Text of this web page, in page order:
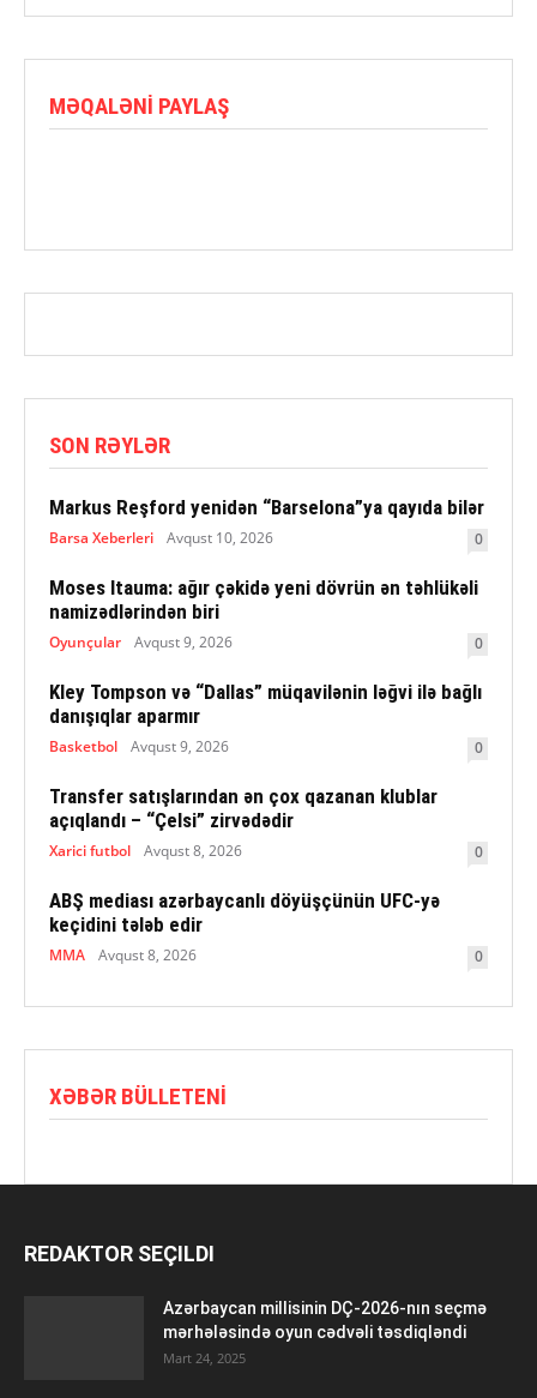
MƏQALƏNI PAYLAŞ
SON RƏYLƏR
Markus Reşford yenidən “Barselona”ya qayıda bilər
Barsa Xeberleri Avqust 10, 2026 0
Moses Itauma: ağır çəkidə yeni dövrün ən təhlükəli
namizədlərindən biri
Oyunçular Avqust 9, 2026 0
Kley Tompson və “Dallas” müqavilənin ləğvi ilə bağlı
danışıqlar aparmır
Basketbol Avqust 9, 2026 0
Transfer satışlarından ən çox qazanan klublar
açıqlandı – “Çelsi” zirvədədir
Xarici futbol Avqust 8, 2026 0
ABŞ mediası azərbaycanlı döyüşçünün UFC-yə
keçidini tələb edir
MMA Avqust 8, 2026 0
XƏBƏR BÜLLETENI
REDAKTOR SEÇILDI
Azərbaycan millisinin DÇ-2026-nın seçmə
mərhələsində oyun cədvəli təsdiqləndi
Mart 24, 2025